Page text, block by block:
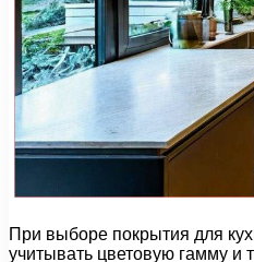
При выборе покрытия для
учитывать цветовую гамму и